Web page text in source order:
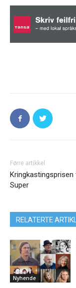
Førre artikkel
Kringkastingsprisen
Super
RELATERTE
Nyhende